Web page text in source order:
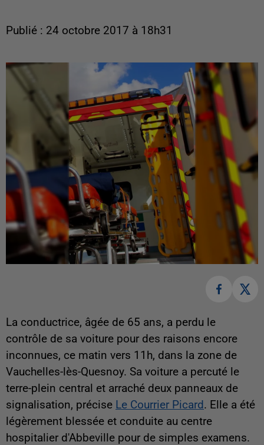
Publié : 24 octobre 2017 à 18h31
La conductrice, âgée de 65 ans, a perdu le
contrôle de sa voiture pour des raisons encore
inconnues, ce matin vers 11h, dans la zone de
Vauchelles-lès-Quesnoy. Sa voiture a percuté le
terre-plein central et arraché deux panneaux de
signalisation, précise Le Courrier Picard. Elle a été
légèrement blessée et conduite au centre
hospitalier d'Abbeville pour de simples examens.